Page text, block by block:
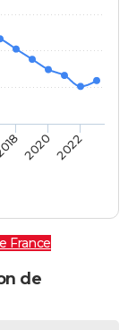
2020 2022
France
de